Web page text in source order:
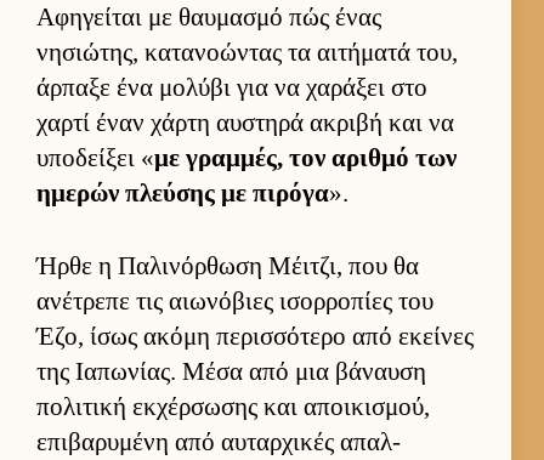
Αφηγεί­ται με θαυ­μασμό πώς ένας
νησιώτης, κατανοώντας τα αι­τήματά του,
άρ­παξε ένα μολύβι για να χαράξει στο
χαρτί έναν χάρτη αυ­στηρά ακριβή και να
υποδεί­ξει «με γραμ­μές, τον αριθμό των
ημερών πλεύ­σης με πιρόγα».
Ήρθε η Παλινόρ­θωση Μέιτζι, που θα
ανέτρεπε τις αιω­νόβιες ισορ­ροπίες του
Έζο, ίσως ακόμη περισ­σότερο από εκεί­νες
της Ια­πωνίας. Μέσα από μια βάναυση
πολιτική εκ­χέρ­σωσης και αποι­κισμού,
επιβαρυμένη από αυ­ταρ­χικές απαλ­